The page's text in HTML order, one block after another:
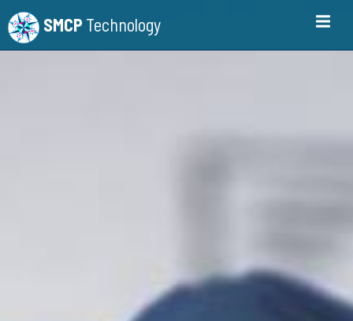
SMCPTechnology